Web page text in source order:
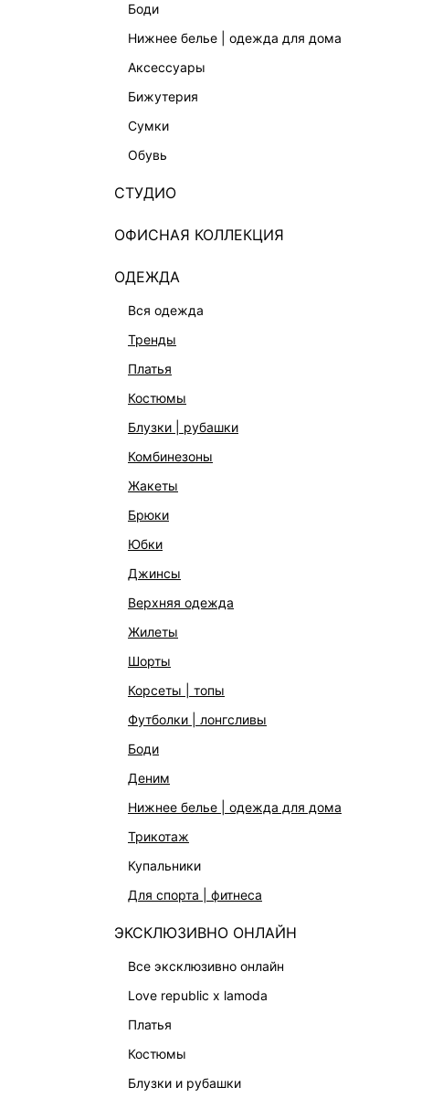
боди
нижнее белье | одежда для дома
аксессуары
бижутерия
сумки
обувь
СТУДИО
ОФИСНАЯ КОЛЛЕКЦИЯ
ОДЕЖДА
вся одежда
тренды
платья
костюмы
блузки | рубашки
комбинезоны
жакеты
брюки
юбки
джинсы
верхняя одежда
жилеты
шорты
корсеты | топы
футболки | лонгсливы
боди
деним
нижнее белье | одежда для дома
трикотаж
купальники
для спорта | фитнеса
ЭКСКЛЮЗИВНО ОНЛАЙН
все эксклюзивно онлайн
love republic x lamoda
платья
костюмы
блузки и рубашки
ЮБКА-КАРАНДАШ С ВИСКОЗОЙ
5 599 ₽
ЮБКА-
5 599 ₽
ЮБКА-
4 999 ₽
ЭКСКЛЮЗИВНО ОНЛАЙН